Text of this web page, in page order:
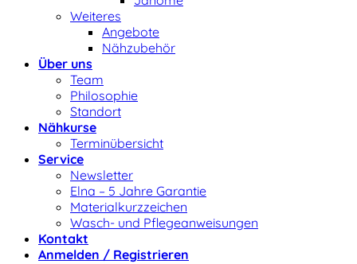
Weiteres
Angebote
Nähzubehör
Über uns
Team
Philosophie
Standort
Nähkurse
Terminübersicht
Service
Newsletter
Elna – 5 Jahre Garantie
Materialkurzzeichen
Wasch- und Pflegeanweisungen
Kontakt
Anmelden / Registrieren